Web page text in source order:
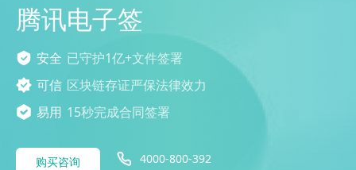
腾讯电子签
安全 已守护1亿+文件签署
可信 区块链存证严保法律效力
易用 15秒完成合同签署
购买咨询 4000-800-392